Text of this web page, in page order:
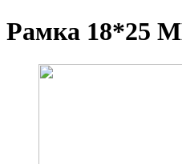
Рамка 18*25